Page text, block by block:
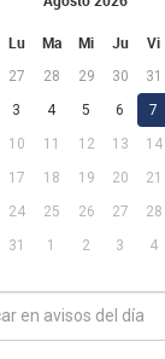
Lu Ma Mi Ju Vi
27 28 29 30 31
3 4 5 6 7
10 11 12 13 14
17 18 19 20 21
24 25 26 27 28
31 1 2 3 4